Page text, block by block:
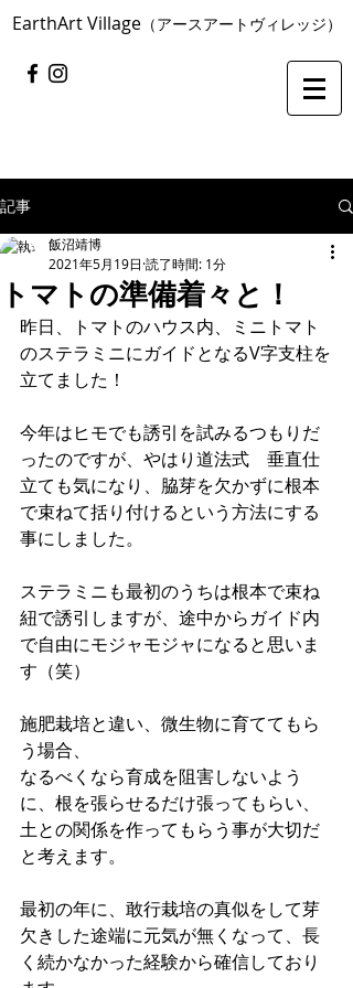
​EarthArt Village（アースアートヴィレッジ）
記事
トマトの準備着々と！
飯沼靖博
2021年5月19日 読了時間: 1分
昨日、トマトのハウス内、ミニトマト
のステラミニにガイドとなるV字支柱を
立てました！
今年はヒモでも誘引を試みるつもりだ
ったのですが、やはり道法式　垂直仕
立ても気になり、脇芽を欠かずに根本
で束ねて括り付けるという方法にする
事にしました。
ステラミニも最初のうちは根本で束ね
紐で誘引しますが、途中からガイド内
で自由にモジャモジャになると思いま
す（笑）
施肥栽培と違い、微生物に育ててもら
う場合、
なるべくなら育成を阻害しないよう
に、根を張らせるだけ張ってもらい、
土との関係を作ってもらう事が大切だ
と考えます。
最初の年に、敢行栽培の真似をして芽
欠きした途端に元気が無くなって、長
く続かなかった経験から確信しており